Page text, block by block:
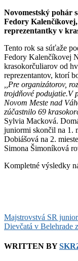
Novomestský pohár
Fedory
reprezentantky v
Tento rok sa súťaže
Fedory Kalenčíkovej
krasokorčuliarov od
reprezentantov, ktorí
,,Pre organizátorov,
trojdňové podujatie.V
Novom Meste nad
zúčastnilo 69
Sylvia Macková.
juniormi skončil na 1.
Dobiášová na 2.
Simona Šimoníková
Kompletné výsledky
Post
navigation
Majstrovstvá SR
Dievčatá v Belehrade
WRITTEN BY